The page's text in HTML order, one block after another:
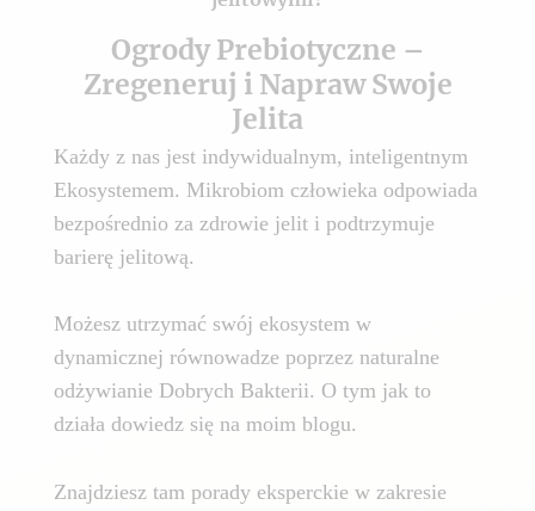
Ogrody Prebiotyczne –
Zregeneruj i Napraw Swoje
Jelita
Każdy z nas jest indywidualnym, inteligentnym
Ekosystemem. Mikrobiom człowieka odpowiada
bezpośrednio za zdrowie jelit i podtrzymuje
barierę jelitową.
Możesz utrzymać swój ekosystem w
dynamicznej równowadze poprzez naturalne
odżywianie Dobrych Bakterii. O tym jak to
działa dowiedz się na moim blogu.
Znajdziesz tam porady eksperckie w zakresie